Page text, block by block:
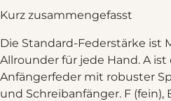
Kurz zusammengefasst
Die Standard-Federstärke ist
Allrounder für jede Hand. A
Anfängerfeder mit robuster
und Schreibanfänger. F (fein),